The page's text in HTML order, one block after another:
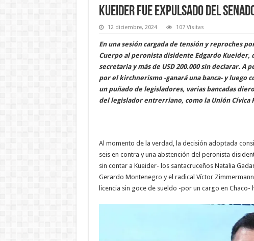
Kueider fue expulsado del
12 diciembre, 2024 107 Visitas
En una sesión cargada de tensión y reproches
Cuerpo al peronista disidente Edgardo Kueider,
secretaria y más de USD 200.000 sin declarar. A
por el kirchnerismo -ganará una banca- y luego
un puñado de legisladores, varias bancadas
del legislador entrerriano, como la Unión Cívica
Al momento de la verdad, la decisión adoptada
seis en contra y una abstención del peronista
sin contar a Kueider- los santacruceños Natalia
Gerardo Montenegro y el radical Víctor
licencia sin goce de sueldo -por un cargo en